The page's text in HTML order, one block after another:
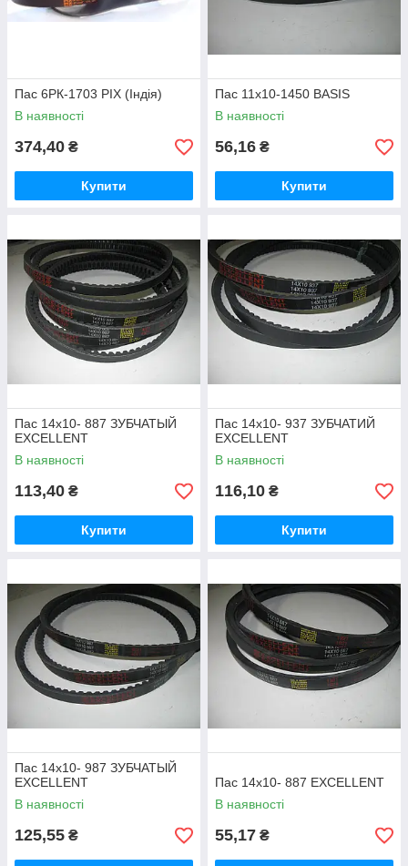
Пас 6РК-1703 PIX (Індія)
В наявності
374,40 ₴
Купити
Пас 11х10-1450 BASIS
В наявності
56,16 ₴
Купити
Пас 14х10- 887 ЗУБЧАТЫЙ
EXCELLENT
В наявності
113,40 ₴
Купити
Пас 14х10- 937 ЗУБЧАТИЙ
EXCELLENT
В наявності
116,10 ₴
Купити
Пас 14х10- 987 ЗУБЧАТЫЙ
EXCELLENT
В наявності
125,55 ₴
Пас 14х10- 887 EXCELLENT
В наявності
55,17 ₴